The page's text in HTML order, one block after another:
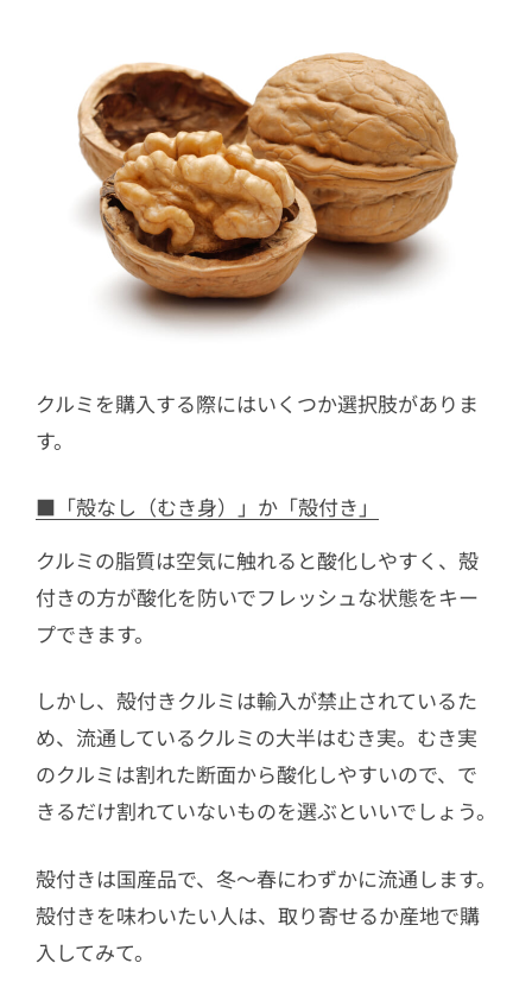
クルミを購入する際にはいくつか選択肢がありま
す。
■「殻なし（むき身）」か「殻付き」
クルミの脂質は空気に触れると酸化しやすく、殻
付きの方が酸化を防いでフレッシュな状態をキー
プできます。
しかし、殻付きクルミは輸入が禁止されているた
め、流通しているクルミの大半はむき実。むき実
のクルミは割れた断面から酸化しやすいので、で
きるだけ割れていないものを選ぶといいでしょう。
殻付きは国産品で、冬〜春にわずかに流通します。
殻付きを味わいたい人は、取り寄せるか産地で購
入してみて。